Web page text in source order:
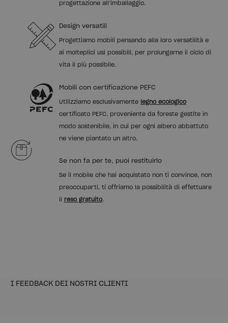
progettazione all’imballaggio.
Design versatili
Progettiamo mobili pensando alla loro versatilità e
ai molteplici usi possibili, per prolungarne il ciclo di
vita il più possibile.
Mobili con certificazione PEFC
Utilizziamo esclusivamente legno ecologico
certificato PEFC, proveniente da foreste gestite in
modo sostenibile, in cui per ogni albero abbattuto
ne viene piantato un altro.
Se non fa per te, puoi restituirlo
Se il mobile che hai acquistato non ti convince, non
preoccuparti, ti offriamo la possibilità di effettuare
il reso gratuito.
I FEEDBACK DEI NOSTRI CLIENTI